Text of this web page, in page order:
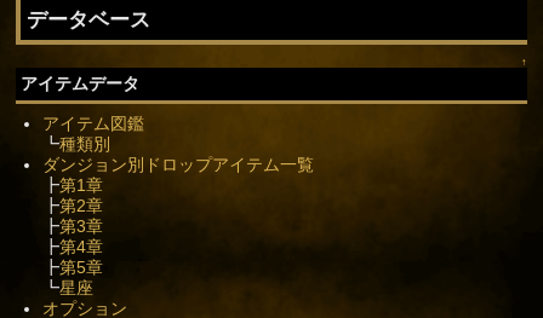
データベース
↑
アイテムデータ
アイテム図鑑
┗種類別
ダンジョン別ドロップアイテム一覧
┣第1章
┣第2章
┣第3章
┣第4章
┣第5章
┗星座
オプション